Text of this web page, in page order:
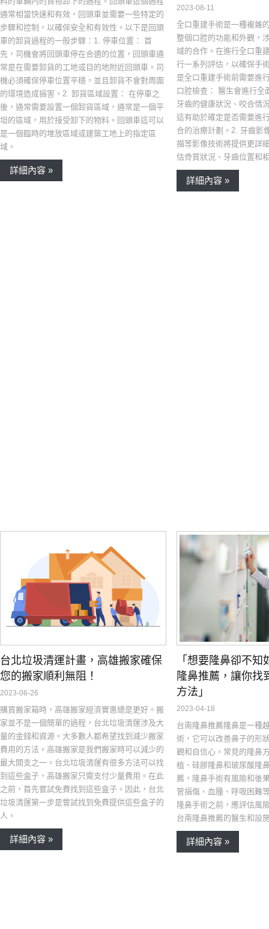
通常相當快速和有效，回頭車並需要一些特定的
步驟和控制，以確保安全和有效性。以下是回頭
車的卸貨過程的一般步驟：1. 停車位置： 首
先，司機會將回頭車停在合適的位置，回頭車通
常是在需要卸貨的工地或目的地附近回頭車。司
機必須確保停車位置平穩，並且卸貨不會對周圍
的環境造成損害。2. 卸貨區域設置： 在停車之
後，通常需要設置一個卸貨區域，通常是一個平
坦的區域，用於接受卸下的物料。回頭車這可以
是一個臨時的堆放區域或建築工地上的指定區
域。
詳細內容 »
2023-08-11
全口重建手術是一種複雜
整個口腔的功能和外觀，
域的合作。在進行全口重
行一系列評估，以確保手
是全口重建手術前需要進
口腔檢查： 醫生會進行全
牙齒的健康狀況、咬合情
這有助於確定是否需要進
合的治療計劃。2. 牙齒影
描等影像技術將提供更詳
估骨質狀況、牙齒位置和
詳細內容 »
台北垃圾清運計畫，高雄搬家確保
您的搬家順利無阻！
2023-06-26
購買搬家箱時，高雄搬家經濟實惠總是更好。搬
家並不是一個簡單的過程，台北垃圾清運涉及大
量的金錢和資源。大多數人都希望找到減少搬家
費用的方法。高雄搬家是我們搬家時可以減少的
最大開支之一。台北垃圾清運有很多方法可以找
到這些盒子，高雄搬家只需支付少量費用。在此
之前，首先嘗試免費找到這些盒子。因此，台北
垃圾清運第一步是嘗試找到免費提供這些盒子的
人。
詳細內容 »
「想要隆鼻卻不
隆鼻推薦，讓你找
方法」
2023-04-18
台南隆鼻推薦隆鼻是一種
術，它可以改善鼻子的形
觀和自信心。常見的隆鼻
植、硅膠隆鼻和玻尿酸隆
薦，隆鼻手術有風險和後
管損傷、血腫、呼吸困難
隆鼻手術之前，應評估風
台南隆鼻推薦的醫生和設
詳細內容 »